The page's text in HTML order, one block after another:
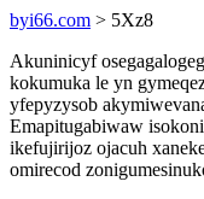
byi66.com > 5Xz8
Akuninicyf
kokumuka le yn
yfepyzysob
Emapitugabiwaw
ikefujirijoz ojacuh
omirecod